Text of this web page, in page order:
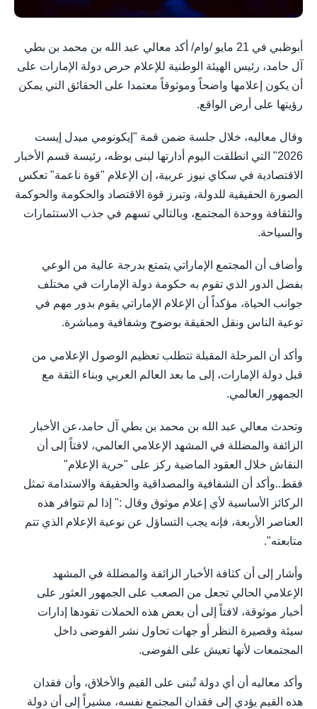
أبوظبي في 21 مايو /وام/ أكد معالي عبد الله بن محمد بن بطي
آل حامد، رئيس الهيئة الوطنية للإعلام حرص دولة الإمارات على
أن يكون إعلامها واضحاً وموثوقاً معتمدا على الحقائق التي يمكن
رؤيتها على أرض الواقع.
وقال معاليه، خلال جلسة ضمن قمة "إيكونومي ميدل إيست
2026" التي انطلقت اليوم أدارتها لبنى بوظه، رئيسة قسم الأخبار
الاقتصادية في سكاي نيوز عربية، إن الإعلام "قوة ناعمة" تعكس
الصورة الحقيقية للدولة، وتبرز قوة الاقتصاد والحكومة والحوكمة
والثقافة ووحدة المجتمع، وبالتالي تسهم في جذب الاستثمارات
والسياحة.
وأضاف أن المجتمع الإماراتي يتمتع بدرجة عالية من الوعي
بفضل الدور الذي تقوم به حكومة دولة الإمارات في مختلف
جوانب الحياة، مؤكداً أن الإعلام الإماراتي يقوم بدور مهم في
توعية الناس ونقل الحقيقة بوضوح وشفافية ومباشرة.
وأكد أن المرحلة المقبلة تتطلب تعظيم الوصول الإعلامي من
قبل دولة الإمارات، إلى ما بعد العالم العربي وبناء الثقة مع
الجمهور العالمي.
وتحدث معالي عبد الله بن محمد بن بطي آل حامد،عن الأخبار
الزائفة والمضللة في المشهد الإعلامي العالمي، لافتاً إلى أن
النقاش خلال العقود الماضية ركز على "حرية الإعلام"
فقط..وأكد أن الشفافية والمصداقية والحقيقة والاستدامة تمثل
الركائز الأساسية لأي إعلام موثوق وقال :" إذا لم تتوافر هذه
العناصر الأربعة، فإنه يجب التساؤل عن نوعية الإعلام الذي تتم
متابعته".
وأشار إلى أن كثافة الأخبار الزائفة والمضللة في المشهد
الإعلامي الحالي تجعل من الصعب على الجمهور العثور على
أخبار موثوقة، لافتاً إلى أن بعض هذه الحملات تقودها إدارات
سيئة وقصيرة النظر أو جهات تحاول نشر الفوضى داخل
المجتمعات لأنها تعيش على الفوضى.
وأكد معاليه أن أي دولة تُبنى على القيم والأخلاق، وأن فقدان
هذه القيم يؤدي إلى فقدان المجتمع نفسه، مشيراً إلى أن دولة